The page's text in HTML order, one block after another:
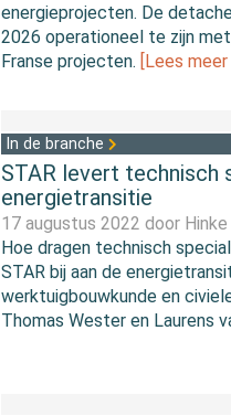
energieprojecten. De
2026 operationeel te zijn
Franse projecten. [Lees meer
In de branche
STAR levert technisch
energietransitie
17 augustus 2022 door
Hoe dragen technisch
STAR bij aan de
werktuigbouwkunde en
Thomas Wester en Laurens